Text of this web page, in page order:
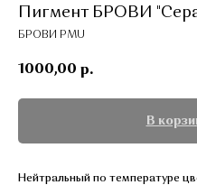
Пигмент БРОВИ
БРОВИ PMU
1000,00 р.
В
Нейтральный по температуре